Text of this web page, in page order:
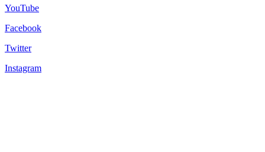
YouTube
Facebook
Twitter
Instagram